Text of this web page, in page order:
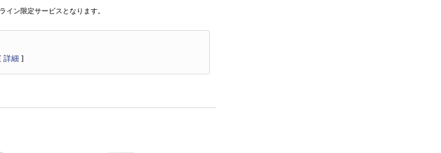
イン限定サービスとなります。
詳細 ]